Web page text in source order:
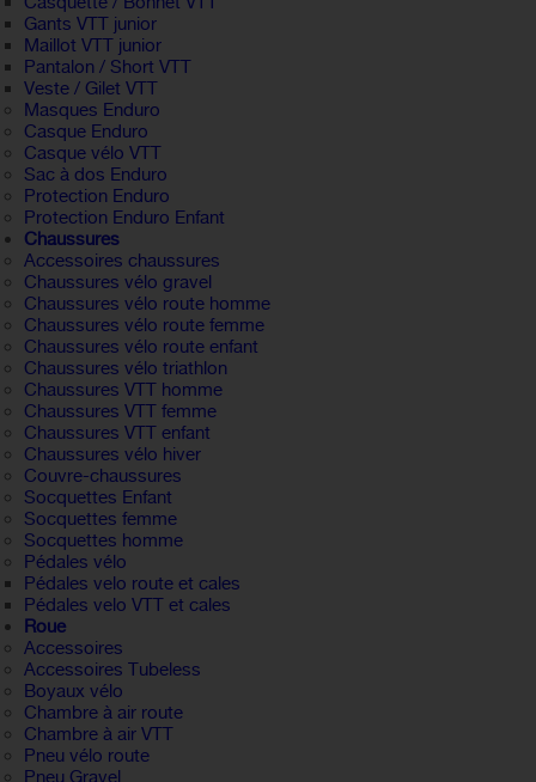
Gants VTT junior
Maillot VTT junior
Pantalon / Short VTT
Veste / Gilet VTT
Masques Enduro
Casque Enduro
Casque vélo VTT
Sac à dos Enduro
Protection Enduro
Protection Enduro Enfant
Chaussures
Accessoires chaussures
Chaussures vélo gravel
Chaussures vélo route homme
Chaussures vélo route femme
Chaussures vélo route enfant
Chaussures vélo triathlon
Chaussures VTT homme
Chaussures VTT femme
Chaussures VTT enfant
Chaussures vélo hiver
Couvre-chaussures
Socquettes Enfant
Socquettes femme
Socquettes homme
Pédales vélo
Pédales velo route et cales
Pédales velo VTT et cales
Roue
Accessoires
Accessoires Tubeless
Boyaux vélo
Chambre à air route
Chambre à air VTT
Pneu vélo route
Pneu Gravel